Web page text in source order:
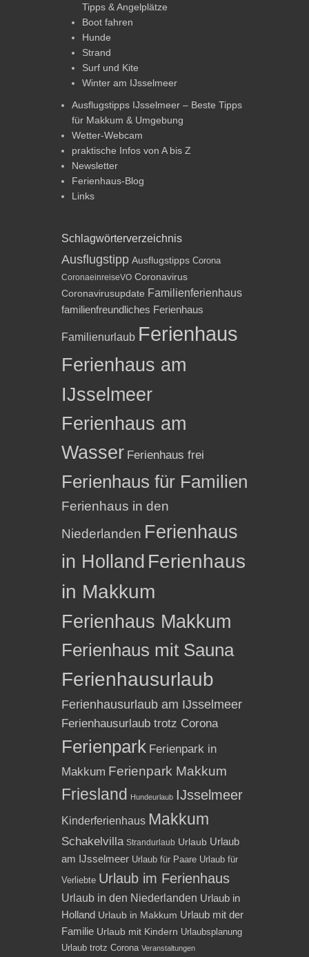
Tipps & Angelplätze
Boot fahren
Hunde
Strand
Surf und Kite
Winter am IJsselmeer
Ausflugstipps IJsselmeer – Beste Tipps
für Makkum & Umgebung
Wetter-Webcam
praktische Infos von A bis Z
Newsletter
Ferienhaus-Blog
Links
Schlagwörterverzeichnis
Ausflugstipp Ausflugstipps Corona
CoronaeinreiseVO Coronavirus
Coronavirusupdate Familienferienhaus
familienfreundliches Ferienhaus
Familienurlaub Ferienhaus
Ferienhaus am
IJsselmeer
Ferienhaus am
Wasser Ferienhaus frei
Ferienhaus für Familien
Ferienhaus in den
Niederlanden Ferienhaus
in Holland Ferienhaus
in Makkum
Ferienhaus Makkum
Ferienhaus mit Sauna
Ferienhausurlaub
Ferienhausurlaub am IJsselmeer
Ferienhausurlaub trotz Corona
Ferienpark Ferienpark in
Makkum Ferienpark Makkum
Friesland Hundeurlaub IJsselmeer
Kinderferienhaus Makkum
Schakelvilla Strandurlaub Urlaub Urlaub
am IJsselmeer Urlaub für Paare Urlaub für
Verliebte Urlaub im Ferienhaus
Urlaub in den Niederlanden Urlaub in
Holland Urlaub in Makkum Urlaub mit der
Familie Urlaub mit Kindern Urlaubsplanung
Urlaub trotz Corona Veranstaltungen